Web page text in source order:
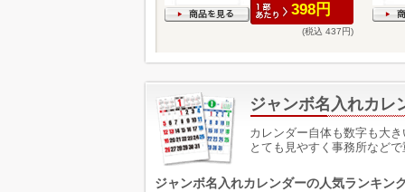
398円
(税込 437円)
ジャンボ名入れカレ
カレンダー自体も数字も大
とても見やすく事務所など
ジャンボ名入れカレンダーの人気ランキン